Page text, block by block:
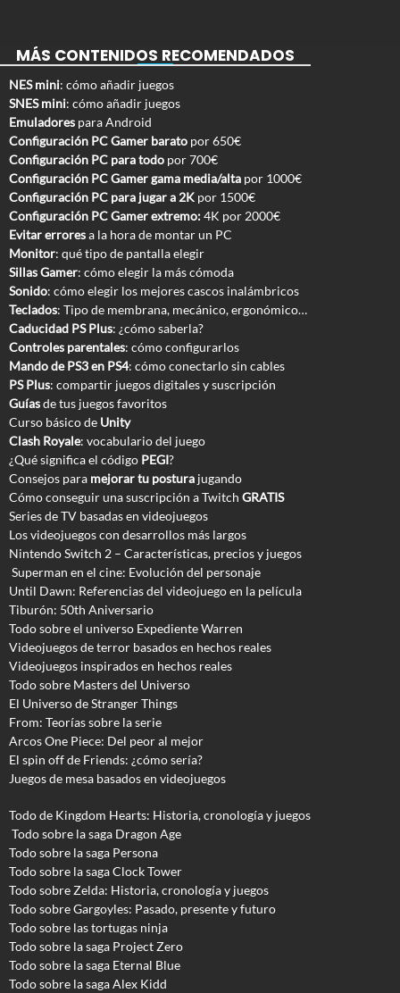
MÁS CONTENIDOS RECOMENDADOS
NES mini: cómo añadir juegos
SNES mini: cómo añadir juegos
Emuladores para Android
Configuración PC Gamer barato por 650€
Configuración PC para todo por 700€
Configuración PC Gamer gama media/alta por 1000€
Configuración PC para jugar a 2K por 1500€
Configuración PC Gamer extremo:4K por 2000€
Evitar erroresa la hora de montar un PC
Monitor: qué tipo de pantalla elegir
Sillas Gamer: cómo elegir la más cómoda
Sonido: cómo elegir los mejores cascos inalámbricos
Teclados: Tipo de membrana, mecánico, ergonómico…
Caducidad PS Plus: ¿cómo saberla?
Controles parentales: cómo configurarlos
Mando de PS3 en PS4: cómo conectarlo sin cables
PS Plus: compartir juegos digitales y suscripción
Guíasde tus juegos favoritos
Curso básico de Unity
Clash Royale: vocabulario del juego
¿Qué significa el código PEGI?
Consejos para mejorar tu postura jugando
Cómo conseguir una suscripción a Twitch GRATIS
Series de TV basadas en videojuegos
Los videojuegos con desarrollos más largos
Nintendo Switch 2 – Características, precios y juegos
Superman en el cine: Evolución del personaje
Until Dawn: Referencias del videojuego en la película
Tiburón: 50th Aniversario
Todo sobre el universo Expediente Warren
Videojuegos de terror basados en hechos reales
Videojuegos inspirados en hechos reales
Todo sobre Masters del Universo
El Universo de Stranger Things
From: Teorías sobre la serie
Arcos One Piece: Del peor al mejor
El spin off de Friends: ¿cómo sería?
Juegos de mesa basados en videojuegos
Todo de Kingdom Hearts: Historia, cronología y juegos
Todo sobre la saga Dragon Age
Todo sobre la saga Persona
Todo sobre la saga Clock Tower
Todo sobre Zelda: Historia, cronología y juegos
Todo sobre Gargoyles: Pasado, presente y futuro
Todo sobre las tortugas ninja
Todo sobre la saga Project Zero
Todo sobre la saga Eternal Blue
Todo sobre la saga Alex Kidd